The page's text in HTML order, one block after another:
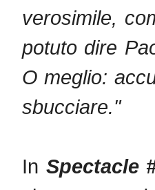
verosimile,
potuto dire
O meglio:
sbucciare."
In Spectacle